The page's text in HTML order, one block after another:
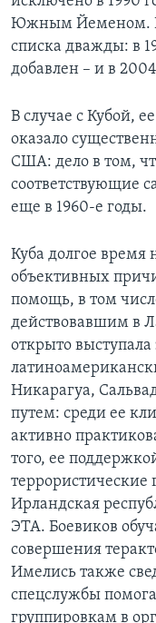
Южным Йеменом.
списка дважды: в
добавлен – и в
В случае с Кубой,
оказало
США: дело в том,
соответствующие
еще в 1960-е годы.
Куба долгое время
объективных
помощь, в том
действовавшим в
открыто выступала
Никарагуа,
путем: среди ее
активно
того, ее
террористические
Ирландская
ЭТА. Боевиков
совершения
Имелись также
спецслужбы
группировкам в